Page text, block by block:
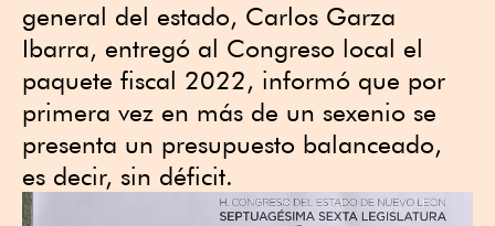
general del estado, Carlos Garza
Ibarra, entregó al Congreso local el
paquete fiscal 2022, informó que por
primera vez en más de un sexenio se
presenta un presupuesto balanceado,
es decir, sin déficit.